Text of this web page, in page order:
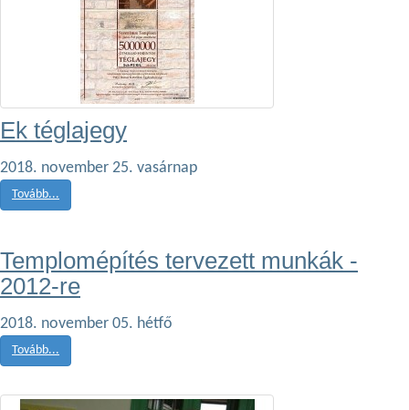
Ek téglajegy
2018. november 25. vasárnap
Tovább...
Templomépítés tervezett munkák -
2012-re
2018. november 05. hétfő
Tovább...